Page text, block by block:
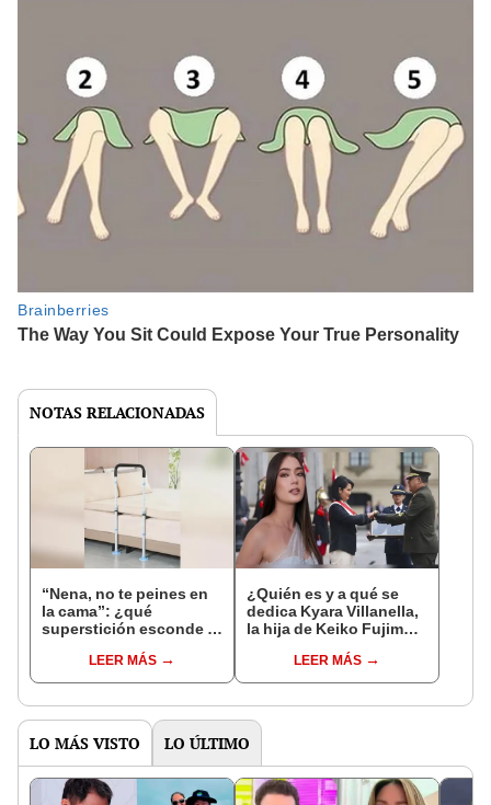
NOTAS RELACIONADAS
“Nena, no te peines en
la cama”: ¿qué
superstición esconde la
Enanitos Verdes?
LEER MÁS
¿Quién es y a qué se
dedica Kyara Villanella,
la hija de Keiko Fujimori
nivel nacional?
LEER MÁS
LO MÁS VISTO LO ÚLTIMO